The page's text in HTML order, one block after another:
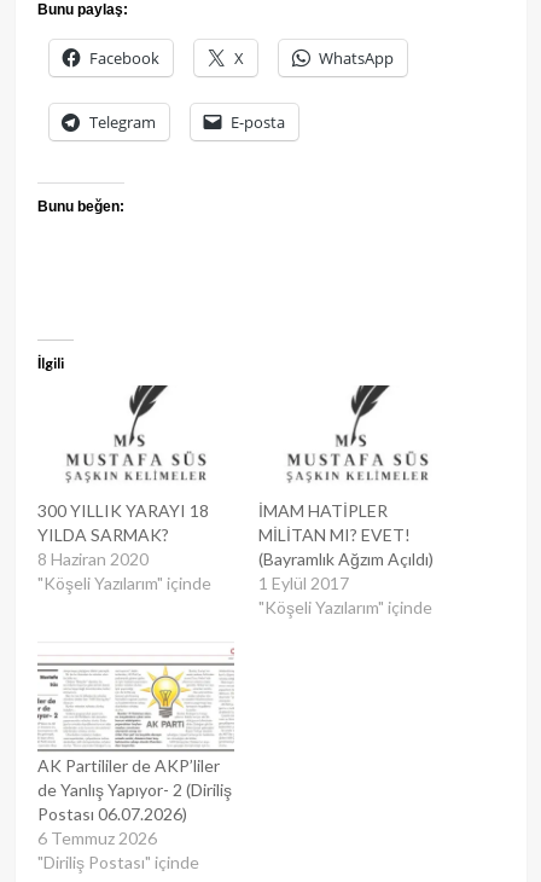
Bunu paylaş:
Facebook X WhatsApp
Telegram E-posta
Bunu beğen:
İlgili
300 YILLIK YARAYI 18
YILDA SARMAK?
8 Haziran 2020
"Köşeli Yazılarım" içinde
İMAM HATİPLER
MİLİTAN MI? EVET!
(Bayramlık Ağzım Açıldı)
1 Eylül 2017
"Köşeli Yazılarım" içinde
AK Partililer de AKP’liler
de Yanlış Yapıyor- 2 (Diriliş
Postası 06.07.2026)
6 Temmuz 2026
"Diriliş Postası" içinde